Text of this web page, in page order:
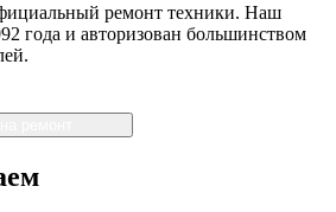
ремонт техники. Наш
года и авторизован большинством